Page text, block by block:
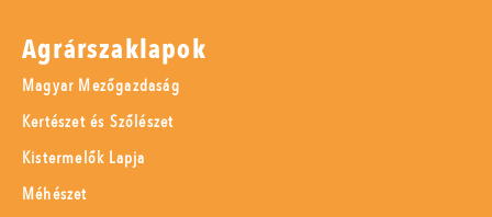
Agrárszaklapok
Magyar Mezőgazdaság
Kertészet és Szőlészet
Kistermelők Lapja
Méhészet